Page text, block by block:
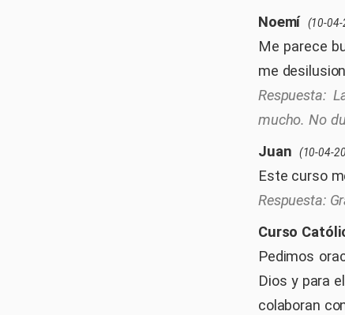
Noemí
(10-
Me parece
me
mucho. No
Juan
(10-04-
Este curso
Curso
Pedimos
Dios y para
colaboran